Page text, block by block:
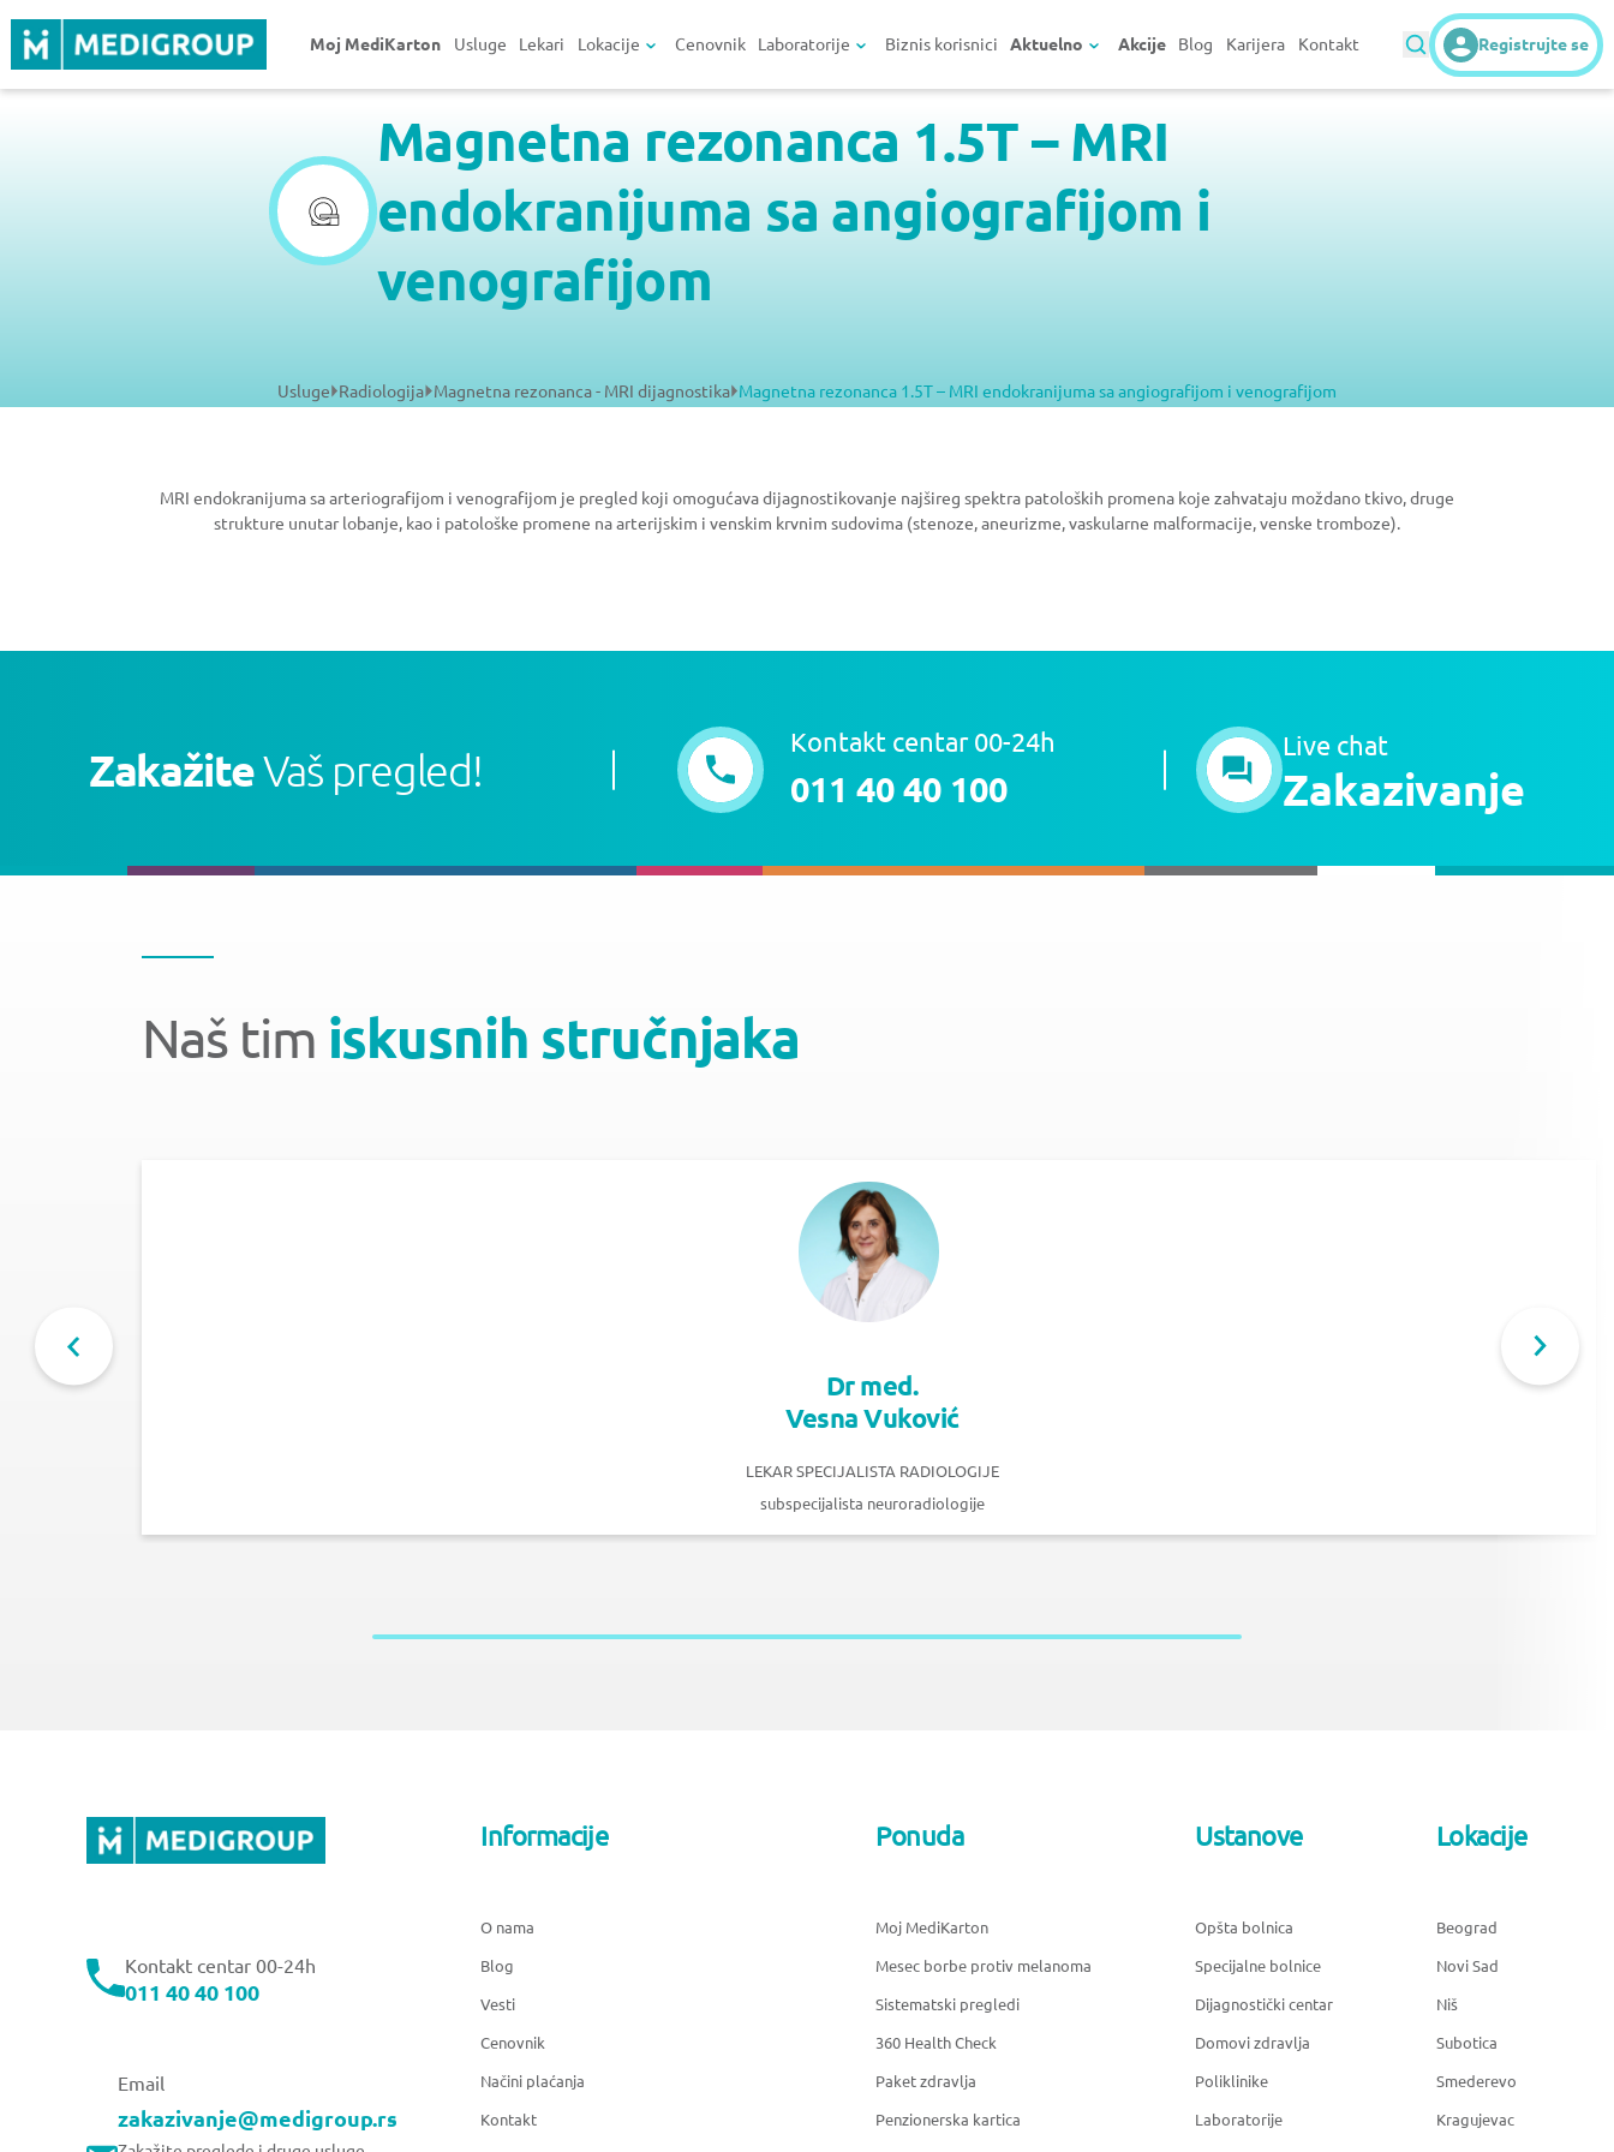
Moj MediKarton Usluge Lekari Lokacije Cenovnik Laboratorije Biznis korisnici Aktuelno Akcije Blog Karijera Kontakt Registrujte se
Magnetna rezonanca 1.5T – MRI
endokranijuma sa angiografijom i
venografijom
Usluge Radiologija Magnetna rezonanca - MRI dijagnostika Magnetna rezonanca 1.5T – MRI endokranijuma sa angiografijom i venografijom
MRI endokranijuma sa arteriografijom i venografijom je pregled koji omogućava dijagnostikovanje najšireg spektra patoloških promena koje zahvataju moždano tkivo, druge
strukture unutar lobanje, kao i patološke promene na arterijskim i venskim krvnim sudovima (stenoze, aneurizme, vaskularne malformacije, venske tromboze).
ZakažiteVaš pregled!
Kontakt centar 00-24h
011 40 40 100
Live chat
Zakazivanje
Naš tim iskusnih stručnjaka
Dr med.
Vesna Vuković
LEKAR SPECIJALISTA RADIOLOGIJE
subspecijalista neuroradiologije
Kontakt centar 00-24h
011 40 40 100
Email
zakazivanje@medigroup.rs
Informacije
O nama
Blog
Vesti
Cenovnik
Načini plaćanja
Kontakt
Ponuda
Moj MediKarton
Mesec borbe protiv melanoma
Sistematski pregledi
360 Health Check
Paket zdravlja
Penzionerska kartica
Ustanove
Opšta bolnica
Specijalne bolnice
Dijagnostički centar
Domovi zdravlja
Poliklinike
Laboratorije
Lokacije
Beograd
Novi Sad
Niš
Subotica
Smederevo
Kragujevac